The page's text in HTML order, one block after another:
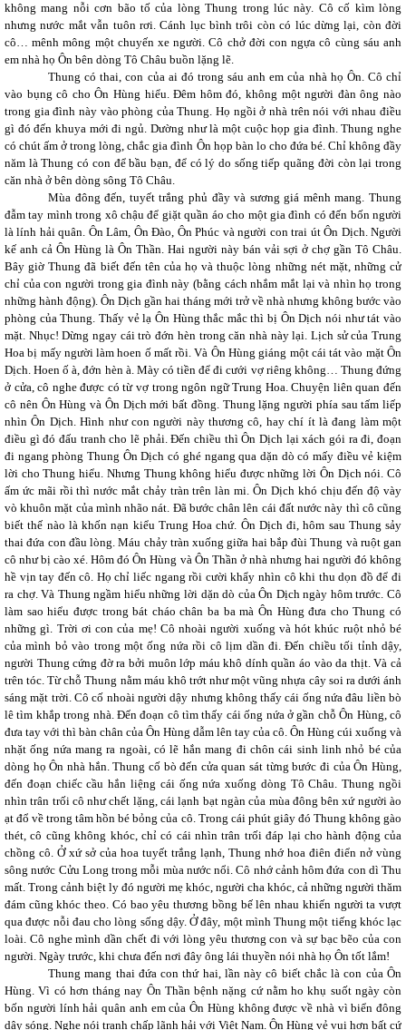
không mang nỗi cơn bão tố của lòng Thung trong lúc này. Cô cố kìm lòng
nhưng nước mắt vẫn tuôn rơi. Cánh lục bình trôi còn có lúc dừng lại, còn đời
cô… mênh mông một chuyến xe người. Cô chở đời con ngựa cô cùng sáu anh
em nhà họ Ôn bên dòng Tô Châu buồn lặng lẽ.
Thung có thai, con của ai đó trong sáu anh em của nhà họ Ôn. Cô chỉ
vào bụng cô cho Ôn Hùng hiểu. Đêm hôm đó, không một người đàn ông nào
trong gia đình này vào phòng của Thung. Họ ngồi ở nhà trên nói với nhau điều
gì đó đến khuya mới đi ngủ. Dường như là một cuộc họp gia đình. Thung nghe
có chút ấm ở trong lòng, chắc gia đình Ôn họp bàn lo cho đứa bé. Chỉ không đầy
năm là Thung có con để bầu bạn, để có lý do sống tiếp quãng đời còn lại trong
căn nhà ở bên dòng sông Tô Châu.
Mùa đông đến, tuyết trắng phủ đầy và sương giá mênh mang. Thung
đẫm tay mình trong xô chậu để giặt quần áo cho một gia đình có đến bốn người
là lính hải quân. Ôn Lâm, Ôn Đào, Ôn Phúc và người con trai út Ôn Dịch. Người
kế anh cả Ôn Hùng là Ôn Thần. Hai người này bán vải sợi ở chợ gần Tô Châu.
Bây giờ Thung đã biết đến tên của họ và thuộc lòng những nét mặt, những cử
chỉ của con người trong gia đình này (bằng cách nhắm mắt lại và nhìn họ trong
những hành động). Ôn Dịch gần hai tháng mới trở về nhà nhưng không bước vào
phòng của Thung. Thấy vẻ lạ Ôn Hùng thắc mắc thì bị Ôn Dịch nói như tát vào
mặt. Nhục! Dừng ngay cái trò đớn hèn trong căn nhà này lại. Lịch sử của Trung
Hoa bị mấy người làm hoen ố mất rồi. Và Ôn Hùng giáng một cái tát vào mặt Ôn
Dịch. Hoen ố à, đớn hèn à. Mày có tiền để đi cưới vợ riêng không… Thung đứng
ở cửa, cô nghe được có từ vợ trong ngôn ngữ Trung Hoa. Chuyện liên quan đến
cô nên Ôn Hùng và Ôn Dịch mới bất đồng. Thung lặng người phía sau tấm liếp
nhìn Ôn Dịch. Hình như con người này thương cô, hay chí ít là đang làm một
điều gì đó đấu tranh cho lẽ phải. Đến chiều thì Ôn Dịch lại xách gói ra đi, đoạn
đi ngang phòng Thung Ôn Dịch có ghé ngang qua dặn dò có mấy điều vẻ kiệm
lời cho Thung hiểu. Nhưng Thung không hiểu được những lời Ôn Dịch nói. Cô
ấm ức mãi rồi thì nước mắt chảy tràn trên làn mi. Ôn Dịch khó chịu đến độ vày
vò khuôn mặt của mình nhão nát. Đã bước chân lên cái đất nước này thì cô cũng
biết thế nào là khốn nạn kiểu Trung Hoa chứ. Ôn Dịch đi, hôm sau Thung sảy
thai đứa con đầu lòng. Máu chảy tràn xuống giữa hai bắp đùi Thung và ruột gan
cô như bị cào xé. Hôm đó Ôn Hùng và Ôn Thần ở nhà nhưng hai người đó không
hề vịn tay đến cô. Họ chỉ liếc ngang rồi cười khẩy nhìn cô khi thu dọn đồ để đi
ra chợ. Và Thung ngầm hiểu những lời dặn dò của Ôn Dịch ngày hôm trước. Cô
làm sao hiểu được trong bát cháo chân ba ba mà Ôn Hùng đưa cho Thung có
những gì. Trời ơi con của mẹ! Cô nhoài người xuống và hót khúc ruột nhỏ bé
của mình bỏ vào trong một ống nứa rồi cô lịm dần đi. Đến chiều tối tỉnh dậy,
người Thung cứng đờ ra bởi muôn lớp máu khô dính quần áo vào da thịt. Và cả
trên tóc. Từ chỗ Thung nằm máu khô trớt như một vũng nhựa cây soi ra dưới ánh
sáng mặt trời. Cô cố nhoài người dậy nhưng không thấy cái ống nứa đâu liền bò
lê tìm khắp trong nhà. Đến đoạn cô tìm thấy cái ống nứa ở gần chỗ Ôn Hùng, cô
đưa tay với thì bàn chân của Ôn Hùng dẫm lên tay của cô. Ôn Hùng cúi xuống và
nhặt ống nứa mang ra ngoài, có lẽ hắn mang đi chôn cái sinh linh nhỏ bé của
dòng họ Ôn nhà hắn. Thung cố bò đến cửa quan sát từng bước đi của Ôn Hùng,
đến đoạn chiếc cầu hắn liệng cái ống nứa xuống dòng Tô Châu. Thung ngồi
nhìn trân trối cô như chết lặng, cái lạnh bạt ngàn của mùa đông bên xứ người ào
ạt đổ về trong tâm hồn bé bỏng của cô. Trong cái phút giây đó Thung không gào
thét, cô cũng không khóc, chỉ có cái nhìn trân trối đáp lại cho hành động của
chồng cô. Ở xứ sở của hoa tuyết trắng lạnh, Thung nhớ hoa điên điển nở vùng
sông nước Cửu Long trong mỗi mùa nước nổi. Cô nhớ cảnh hôm đứa con dì Thu
mất. Trong cảnh biệt ly đó người mẹ khóc, người cha khóc, cả những người thăm
đám cũng khóc theo. Có bao yêu thương bồng bế lên nhau khiến người ta vượt
qua được nỗi đau cho lòng sống dậy. Ở đây, một mình Thung một tiếng khóc lạc
loài. Cô nghe mình dần chết đi với lòng yêu thương con và sự bạc bẽo của con
người. Ngày trước, khi chưa đến nơi đây ông lái thuyền nói nhà họ Ôn tốt lắm!
Thung mang thai đứa con thứ hai, lần này cô biết chắc là con của Ôn
Hùng. Vì có hơn tháng nay Ôn Thần bệnh nặng cứ nằm ho khụ suốt ngày còn
bốn người lính hải quân anh em của Ôn Hùng không được về nhà vì biển đông
dậy sóng. Nghe nói tranh chấp lãnh hải với Việt Nam. Ôn Hùng vẻ vui hơn bất cứ